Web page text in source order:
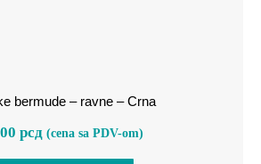
bermude – ravne – Crna
рсд (cena sa PDV-om)